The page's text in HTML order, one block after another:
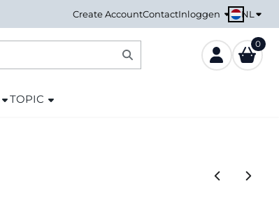
Create AccountContactInloggen NL
0
TOPIC